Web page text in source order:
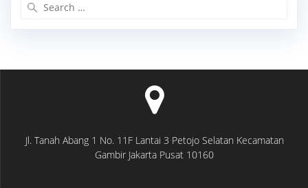
Jl. Tanah Abang 1 No. 11F Lantai 3 Petojo Selatan Kecamatan
Gambir Jakarta Pusat 10160